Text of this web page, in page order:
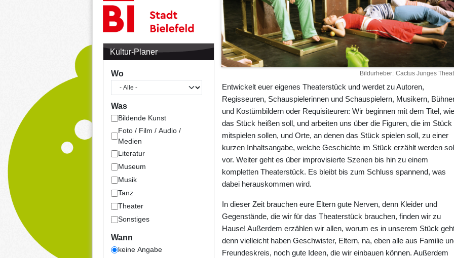
Kultur-Planer
Wo
Was
Bildende Kunst
Foto / Film / Audio /
Medien
Literatur
Museum
Musik
Tanz
Theater
Sonstiges
Wann
keine Angabe
Bildurheber Cactus Junges
Entwickelt euer eigenes Theaterstück und werdet zu Autoren,
Regisseuren, Schauspielerinnen und Schauspielern, Musikern,
und Kostümbildern oder Requisiteuren: Wir beginnen mit dem Titel, wie
das Stück heißen soll, und arbeiten uns über die Figuren, die im Stück
mitspielen sollen, und Orte, an denen das Stück spielen soll, zu einer
kurzen Inhaltsangabe, welche Geschichte im Stück erzählt werden
vor. Weiter geht es über improvisierte Szenen bis hin zu einem
kompletten Theaterstück. Es bleibt bis zum Schluss spannend, was
dabei herauskommen wird.
In dieser Zeit brauchen eure Eltern gute Nerven, denn Kleider und
Gegenstände, die wir für das Theaterstück brauchen, finden wir zu
Hause! Außerdem erzählen wir allen, worum es in unserem Stück
denn vielleicht haben Geschwister, Eltern, na, eben alle aus Familie
Freundeskreis, noch gute Ideen, die wir einbauen können. Außerdem